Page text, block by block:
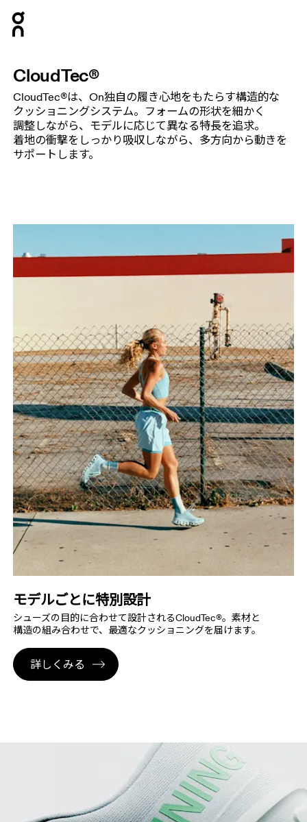
CloudTec®
CloudTec®は、​On独自の​履き心地を​もたらす構造的な​
クッショニングシステム。​フォームの​形状を​細かく​
調整しながら、​モデルに​応じて​異なる​特長を​追求。​
着地の​衝撃を​しっかり​吸収しながら、​多方​向から​動きを​
サポートします。
モデルごとに​特別設計
シューズの​目的に​合わせて​設計される​CloudTec®。​ 素材と​
構造の​組み合わせで、​最適な​クッショニングを​届けます。
詳しくみる